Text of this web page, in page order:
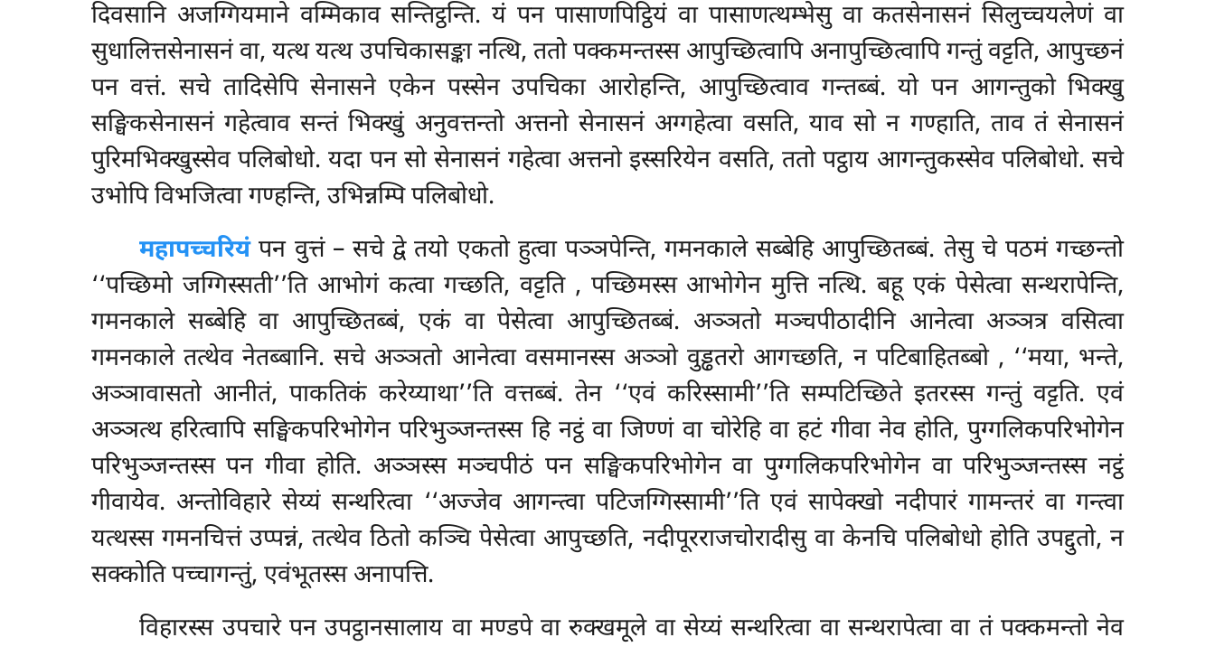
दिवसानि अजग्गियमाने वम्मिकाव सन्तिट्ठन्ति. यं पन पासाणपिट्ठियं वा पासाणत्थम्भेसु वा कतसेनासनं सिलुच्चयलेणं वा
सुधालित्तसेनासनं वा, यत्थ यत्थ उपचिकासङ्का नत्थि, ततो पक्कमन्तस्स आपुच्छित्वापि अनापुच्छित्वापि गन्तुं वट्टति, आपुच्छनं
पन वत्तं. सचे तादिसेपि सेनासने एकेन पस्सेन उपचिका आरोहन्ति, आपुच्छित्वाव गन्तब्बं. यो पन आगन्तुको भिक्खु
सङ्घिकसेनासनं गहेत्वाव सन्तं भिक्खुं अनुवत्तन्तो अत्तनो सेनासनं अग्गहेत्वा वसति, याव सो न गण्हाति, ताव तं सेनासनं
पुरिमभिक्खुस्सेव पलिबोधो. यदा पन सो सेनासनं गहेत्वा अत्तनो इस्सरियेन वसति, ततो पट्ठाय आगन्तुकस्सेव पलिबोधो. सचे
उभोपि विभजित्वा गण्हन्ति, उभिन्नम्पि पलिबोधो.
महापच्चरियंपन वुत्तं – सचे द्वे तयो एकतो हुत्वा पञ्ञपेन्ति, गमनकाले सब्बेहि आपुच्छितब्बं. तेसु चे पठमं गच्छन्तो
‘‘पच्छिमो जग्गिस्सती’’ति आभोगं कत्वा गच्छति, वट्टति , पच्छिमस्स आभोगेन मुत्ति नत्थि. बहू एकं पेसेत्वा सन्थरापेन्ति,
गमनकाले सब्बेहि वा आपुच्छितब्बं, एकं वा पेसेत्वा आपुच्छितब्बं. अञ्ञतो मञ्चपीठादीनि आनेत्वा अञ्ञत्र वसित्वा
गमनकाले तत्थेव नेतब्बानि. सचे अञ्ञतो आनेत्वा वसमानस्स अञ्ञो वुड्ढतरो आगच्छति, न पटिबाहितब्बो , ‘‘मया, भन्ते,
अञ्ञावासतो आनीतं, पाकतिकं करेय्याथा’’ति वत्तब्बं. तेन ‘‘एवं करिस्सामी’’ति सम्पटिच्छिते इतरस्स गन्तुं वट्टति. एवं
अञ्ञत्थ हरित्वापि सङ्घिकपरिभोगेन परिभुञ्जन्तस्स हि नट्ठं वा जिण्णं वा चोरेहि वा हटं गीवा नेव होति, पुग्गलिकपरिभोगेन
परिभुञ्जन्तस्स पन गीवा होति. अञ्ञस्स मञ्चपीठं पन सङ्घिकपरिभोगेन वा पुग्गलिकपरिभोगेन वा परिभुञ्जन्तस्स नट्ठं
गीवायेव. अन्तोविहारे सेय्यं सन्थरित्वा ‘‘अज्जेव आगन्त्वा पटिजग्गिस्सामी’’ति एवं सापेक्खो नदीपारं गामन्तरं वा गन्त्वा
यत्थस्स गमनचित्तं उप्पन्नं, तत्थेव ठितो कञ्चि पेसेत्वा आपुच्छति, नदीपूरराजचोरादीसु वा केनचि पलिबोधो होति उपद्दुतो, न
सक्कोति पच्चागन्तुं, एवंभूतस्स अनापत्ति.
विहारस्स उपचारे पन उपट्ठानसालाय वा मण्डपे वा रुक्खमूले वा सेय्यं सन्थरित्वा वा सन्थरापेत्वा वा तं पक्कमन्तो नेव